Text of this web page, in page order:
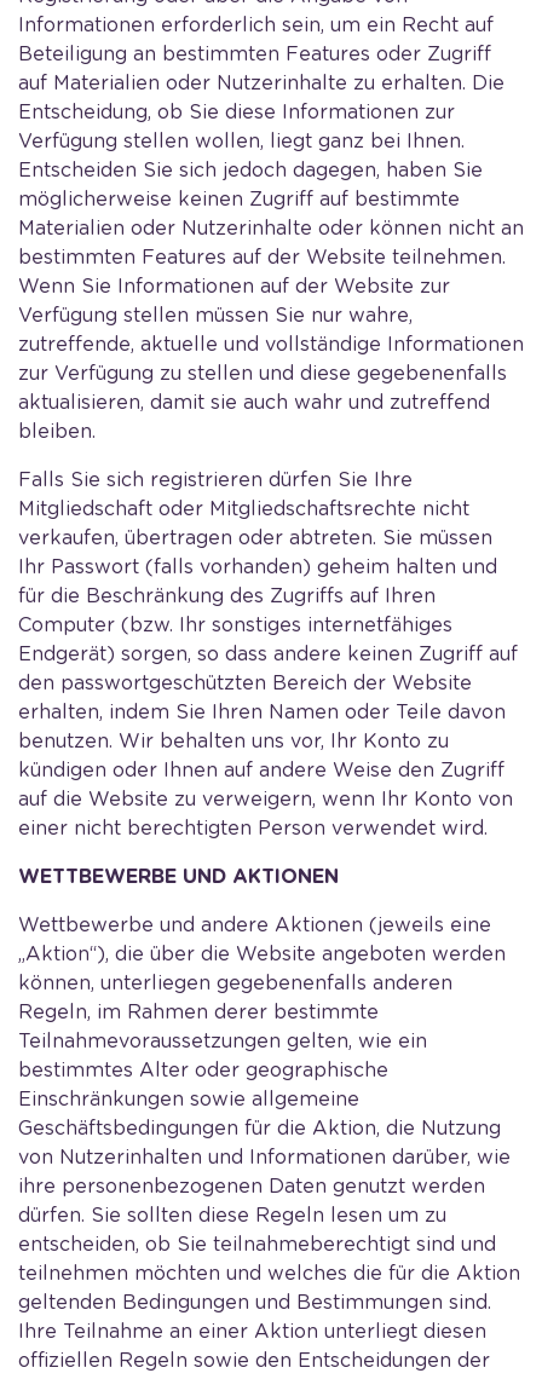
Informationen erforderlich sein, um ein Recht auf
Beteiligung an bestimmten Features oder Zugriff
auf Materialien oder Nutzerinhalte zu erhalten. Die
Entscheidung, ob Sie diese Informationen zur
Verfügung stellen wollen, liegt ganz bei Ihnen.
Entscheiden Sie sich jedoch dagegen, haben Sie
möglicherweise keinen Zugriff auf bestimmte
Materialien oder Nutzerinhalte oder können nicht an
bestimmten Features auf der Website teilnehmen.
Wenn Sie Informationen auf der Website zur
Verfügung stellen müssen Sie nur wahre,
zutreffende, aktuelle und vollständige Informationen
zur Verfügung zu stellen und diese gegebenenfalls
aktualisieren, damit sie auch wahr und zutreffend
bleiben.
Falls Sie sich registrieren dürfen Sie Ihre
Mitgliedschaft oder Mitgliedschaftsrechte nicht
verkaufen, übertragen oder abtreten. Sie müssen
Ihr Passwort (falls vorhanden) geheim halten und
für die Beschränkung des Zugriffs auf Ihren
Computer (bzw. Ihr sonstiges internetfähiges
Endgerät) sorgen, so dass andere keinen Zugriff auf
den passwortgeschützten Bereich der Website
erhalten, indem Sie Ihren Namen oder Teile davon
benutzen. Wir behalten uns vor, Ihr Konto zu
kündigen oder Ihnen auf andere Weise den Zugriff
auf die Website zu verweigern, wenn Ihr Konto von
einer nicht berechtigten Person verwendet wird.
WETTBEWERBE UND AKTIONEN
Wettbewerbe und andere Aktionen (jeweils eine
„Aktion“), die über die Website angeboten werden
können, unterliegen gegebenenfalls anderen
Regeln, im Rahmen derer bestimmte
Teilnahmevoraussetzungen gelten, wie ein
bestimmtes Alter oder geographische
Einschränkungen sowie allgemeine
Geschäftsbedingungen für die Aktion, die Nutzung
von Nutzerinhalten und Informationen darüber, wie
ihre personenbezogenen Daten genutzt werden
dürfen. Sie sollten diese Regeln lesen um zu
entscheiden, ob Sie teilnahmeberechtigt sind und
teilnehmen möchten und welches die für die Aktion
geltenden Bedingungen und Bestimmungen sind.
Ihre Teilnahme an einer Aktion unterliegt diesen
offiziellen Regeln sowie den Entscheidungen der